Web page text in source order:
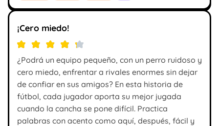
¡Cero miedo!
¿Podrá un equipo pequeño, con un perro ruidoso y
cero miedo, enfrentar a rivales enormes sin dejar
de confiar en sus amigos? En esta historia de
fútbol, cada jugador aporta su mejor jugada
cuando la cancha se pone difícil. Practica
palabras con acento como aquí, después, fácil y